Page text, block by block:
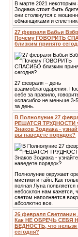
В марте 2021 некоторым
Зодиака стоит быть
они столкнутся с
обманщиками и
27 февраля Бабьи
Почему ГОВОРИТЬ
близким принято
27 февраля – день
взаимоблагодарения.
себе за правило,
«спасибо» не меньше 3-
за день.
В Полнолуние 27
РЕШАТСЯ ТРУДНОСТИ
Знаков Зодиака -
вы наведете порядок?
Полнолуние окружает
мистики и тайн. Как
полная Луна появляется
небосклон нам кажется,
светом наполняется
абсолютно все.
26 февраля Светланин
Как НЕ ОБРЕЧЬ СЕБЯ
БЕДНОСТЬ, что нельзя
сегодня?